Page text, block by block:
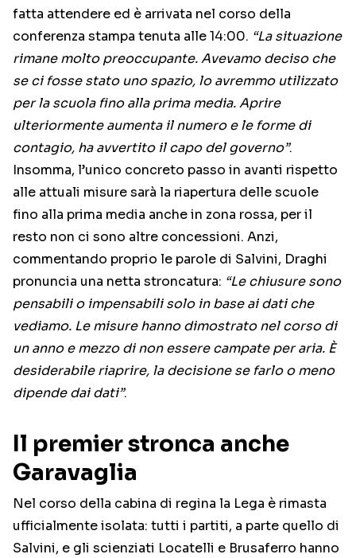
fatta attendere ed è arrivata nel corso della
conferenza stampa tenuta alle 14:00. “La situazione
rimane molto preoccupante. Avevamo deciso che
se ci fosse stato uno spazio, lo avremmo utilizzato
per la scuola fino alla prima media. Aprire
ulteriormente aumenta il numero e le forme di
contagio, ha avvertito il capo del governo”.
Insomma, l’unico concreto passo in avanti rispetto
alle attuali misure sarà la riapertura delle scuole
fino alla prima media anche in zona rossa, per il
resto non ci sono altre concessioni. Anzi,
commentando proprio le parole di Salvini, Draghi
pronuncia una netta stroncatura: “Le chiusure sono
pensabili o impensabili solo in base ai dati che
vediamo. Le misure hanno dimostrato nel corso di
un anno e mezzo di non essere campate per aria. È
desiderabile riaprire, la decisione se farlo o meno
dipende dai dati”.
Il premier stronca anche
Garavaglia
Nel corso della cabina di regina la Lega è rimasta
ufficialmente isolata: tutti i partiti, a parte quello di
Salvini, e gli scienziati Locatelli e Brusaferro hanno